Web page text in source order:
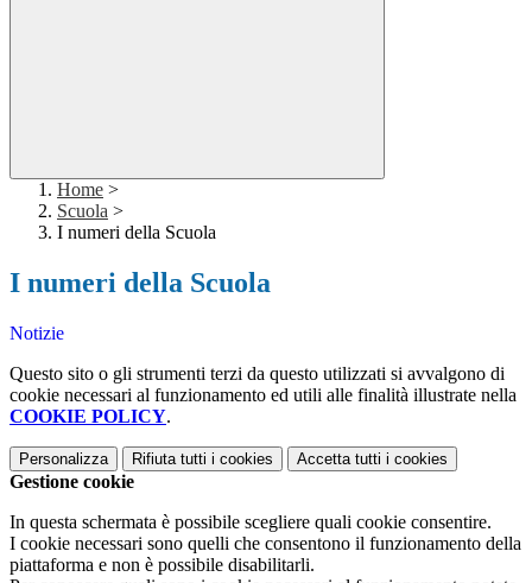
Home >
Scuola >
I numeri della Scuola
I numeri della Scuola
Notizie
Questo sito o gli strumenti terzi da questo utilizzati si avvalgono di
cookie necessari al funzionamento ed utili alle finalità illustrate nella
COOKIE POLICY.
Personalizza Rifiuta tutti i cookies Accetta tutti i cookies
Gestione cookie
In questa schermata è possibile scegliere quali cookie consentire.
I cookie necessari sono quelli che consentono il funzionamento della
piattaforma e non è possibile disabilitarli.